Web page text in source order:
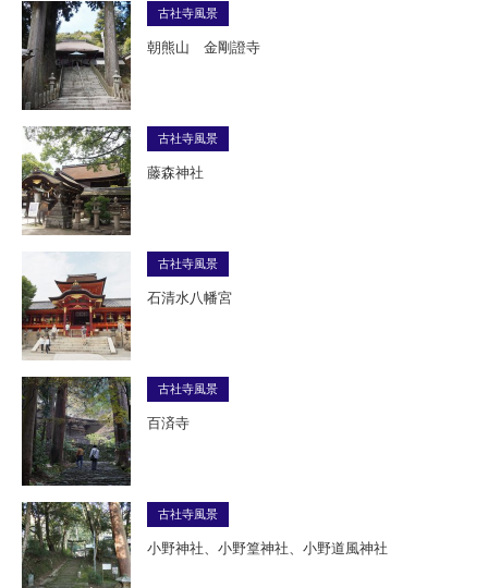
古社寺風景
朝熊山 金剛證寺
古社寺風景
藤森神社
古社寺風景
石清水八幡宮
古社寺風景
百済寺
古社寺風景
小野神社、小野篁神社、小野道風神社